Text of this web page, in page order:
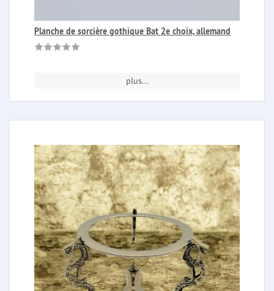
Planche de sorcière gothique Bat 2e choix, allemand
plus...